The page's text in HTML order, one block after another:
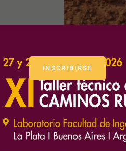
INSCRIBIRSE